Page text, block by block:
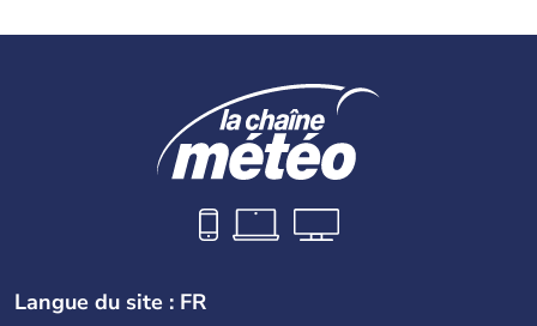
Langue du site : FR